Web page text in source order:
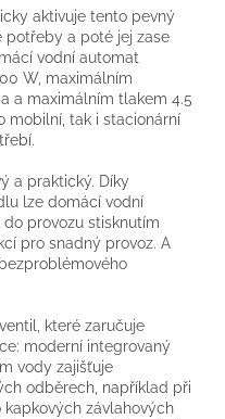
aktivuje tento pevný
a poté jej zase
vodní automat
W, maximálním
a maximálním tlakem 4.5
mobilní, tak i stacionární
a praktický. Díky
lze domácí vodní
provozu stisknutím
pro snadný provoz. A
které zaručuje
moderní integrovaný
vody zajišťuje
odběrech, například při
závlahových